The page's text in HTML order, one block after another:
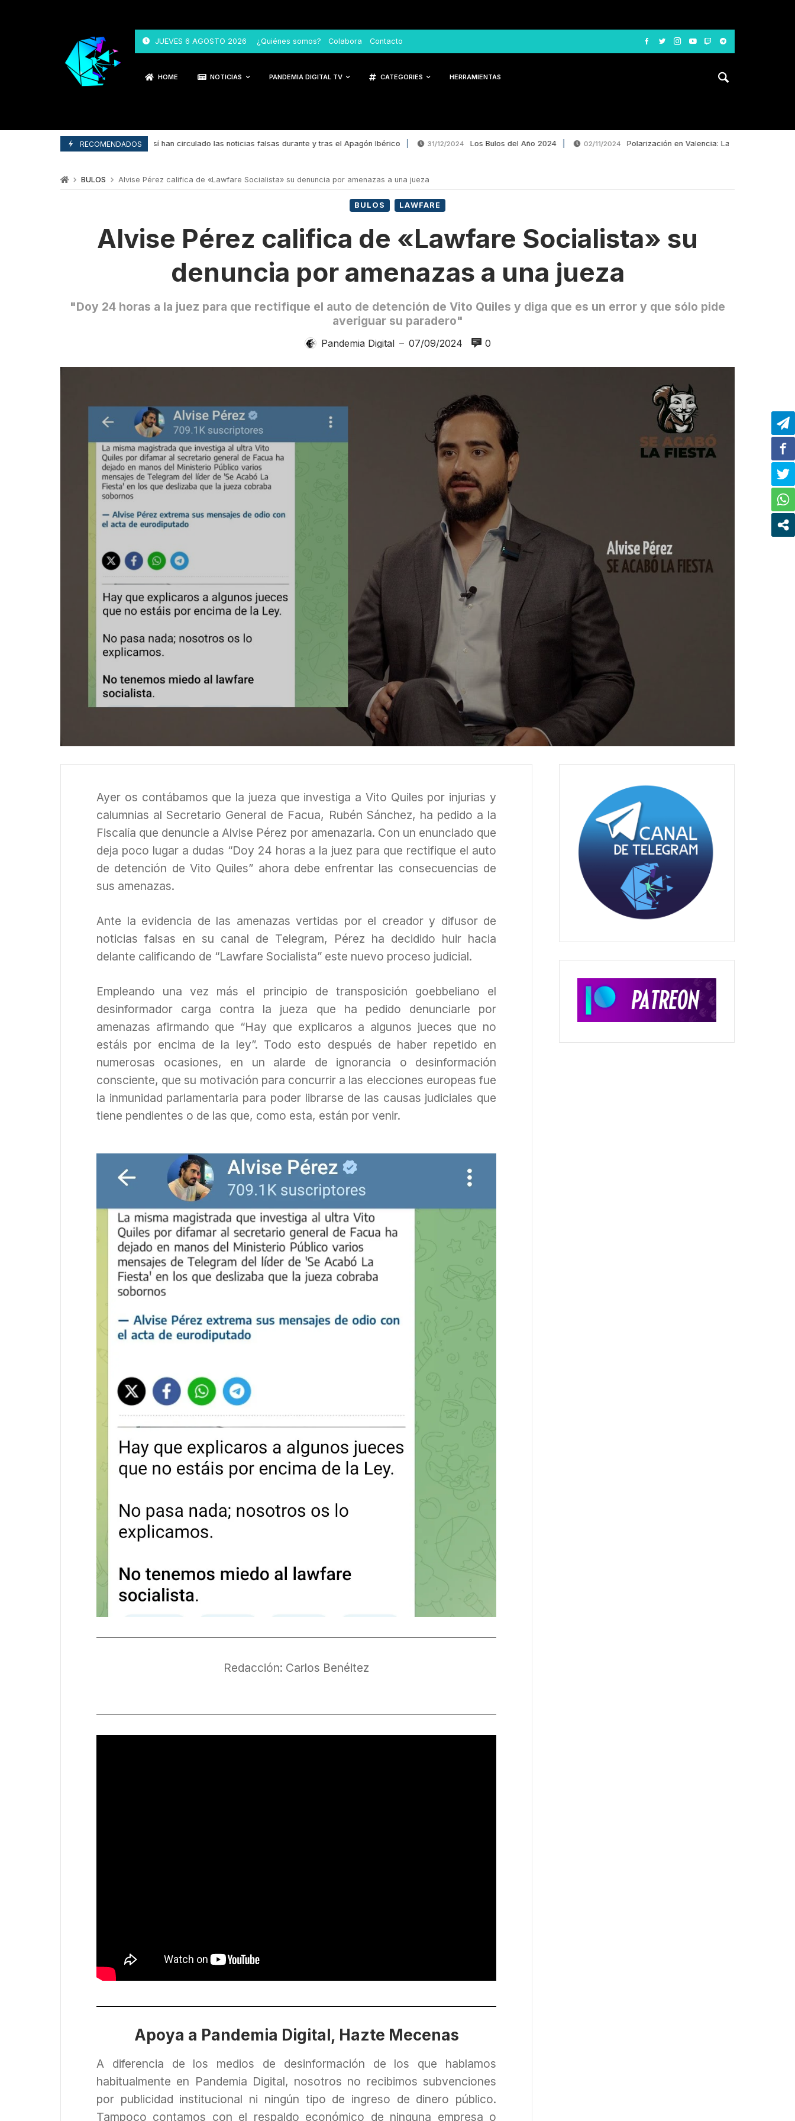
JUEVES 6 AGOSTO 2026 ¿Quiénes somos? Colabora Contacto
HOME NOTICIAS PANDEMIA DIGITAL TV CATEGORIES HERRAMIENTAS
RECOMENDADOS
29/04/2025 Así han circulado las noticias falsas durante y tras el Apagón Ibérico 31/12/2024 Los Bulos del Año 2024 02/11/2024 Polarización en Valencia: La desinformación le
BULOS Alvise Pérez califica de «Lawfare Socialista» su denuncia por amenazas a una jueza
BULOS LAWFARE
Alvise Pérez califica de «Lawfare Socialista» su
denuncia por amenazas a una jueza
"Doy 24 horas a la juez para que rectifique el auto de detención de Vito Quiles y diga que es un error y que sólo pide
averiguar su paradero"
Pandemia Digital — 07/09/2024 0
Ayer os contábamos que la jueza que investiga a Vito Quiles por injurias y
calumnias al Secretario General de Facua, Rubén Sánchez, ha pedido a la
Fiscalía que denuncie a Alvise Pérez por amenazarla. Con un enunciado que
deja poco lugar a dudas “Doy 24 horas a la juez para que rectifique el auto
de detención de Vito Quiles” ahora debe enfrentar las consecuencias de
sus amenazas.
Ante la evidencia de las amenazas vertidas por el creador y difusor de
noticias falsas en su canal de Telegram, Pérez ha decidido huir hacia
delante calificando de “Lawfare Socialista” este nuevo proceso judicial.
Empleando una vez más el principio de transposición goebbeliano el
desinformador carga contra la jueza que ha pedido denunciarle por
amenazas afirmando que “Hay que explicaros a algunos jueces que no
estáis por encima de la ley”. Todo esto después de haber repetido en
numerosas ocasiones, en un alarde de ignorancia o desinformación
consciente, que su motivación para concurrir a las elecciones europeas fue
la inmunidad parlamentaria para poder librarse de las causas judiciales que
tiene pendientes o de las que, como esta, están por venir.
Redacción: Carlos Benéitez
Apoya a Pandemia Digital, Hazte Mecenas
A diferencia de los medios de desinformación de los que hablamos
habitualmente en Pandemia Digital, nosotros no recibimos subvenciones
por publicidad institucional ni ningún tipo de ingreso de dinero público.
Tampoco contamos con el respaldo económico de ninguna empresa o